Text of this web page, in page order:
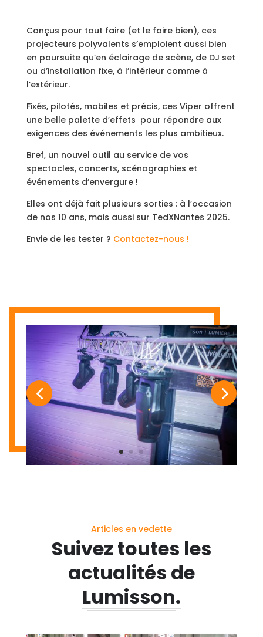
Conçus pour tout faire (et le faire bien), ces
projecteurs polyvalents s’emploient aussi bien
en poursuite qu’en éclairage de scène, de DJ set
ou d’installation fixe, à l’intérieur comme à
l’extérieur.
Fixés, pilotés, mobiles et précis, ces Viper offrent
une belle palette d’effets pour répondre aux
exigences des événements les plus ambitieux.
Bref, un nouvel outil au service de vos
spectacles, concerts, scénographies et
événements d’envergure !
Elles ont déjà fait plusieurs sorties : à l’occasion
de nos 10 ans, mais aussi sur TedXNantes 2025.
Envie de les tester ? Contactez-nous !
Articles en vedette
Suivez toutes les
actualités de
Lumisson.